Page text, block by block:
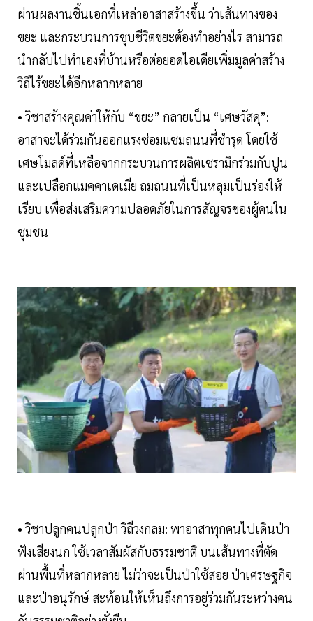
ผ่านผลงานชิ้นเอกที่เหล่าอาสาสร้างขึ้น ว่าเส้นทางของ
ขยะ และกระบวนการชุบชีวิตขยะต้องทำอย่างไร สามารถ
นำกลับไปทำเองที่บ้านหรือต่อยอดไอเดียเพิ่มมูลค่าสร้าง
วิถีไร้ขยะได้อีกหลากหลาย
• วิชาสร้างคุณค่าให้กับ “ขยะ” กลายเป็น “เศษวัสดุ”:
อาสาจะได้ร่วมกันออกแรงซ่อมแซมถนนที่ชำรุด โดยใช้
เศษโมลด์ที่เหลือจากกระบวนการผลิตเซรามิกร่วมกับปูน
และเปลือกแมคคาเดเมีย ถมถนนที่เป็นหลุมเป็นร่องให้
เรียบ เพื่อส่งเสริมความปลอดภัยในการสัญจรของผู้คนใน
ชุมชน
• วิชาปลูกคนปลูกป่า วิถีวงกลม: พาอาสาทุกคนไปเดินป่า
ฟังเสียงนก ใช้เวลาสัมผัสกับธรรมชาติ บนเส้นทางที่ตัด
ผ่านพื้นที่หลากหลาย ไม่ว่าจะเป็นป่าใช้สอย ป่าเศรษฐกิจ
และป่าอนุรักษ์ สะท้อนให้เห็นถึงการอยู่ร่วมกันระหว่างคน